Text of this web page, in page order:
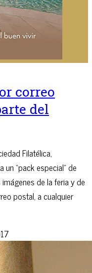
correo
del
Filatélica,
“pack especial” de
de la feria y de
postal, a cualquier